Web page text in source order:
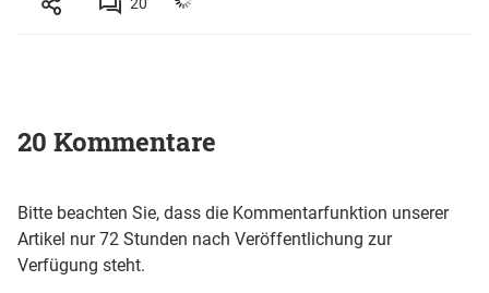
20 Kommentare
Bitte beachten Sie, dass die Kommentarfunktion unserer
Artikel nur 72 Stunden nach Veröffentlichung zur
Verfügung steht.